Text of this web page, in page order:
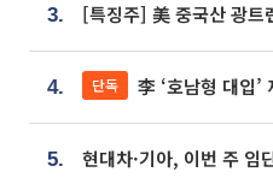
3.
4. 단독 李 ‘호남형 대입’ 제안에 교
5.